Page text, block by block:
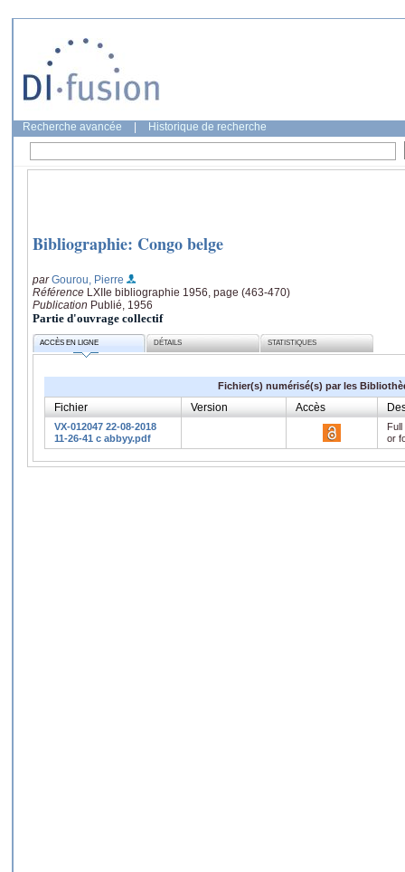
Recherche avancée Historique de recherche
Bibliographie: Congo belge
parGourou, Pierre
Référence LXIIe bibliographie 1956, page (463-470)
Publication Publié, 1956
Partie d'ouvrage collectif
ACCÈS EN LIGNE DÉTAILS STATISTIQUES
Fichier(s) numérisé(s) par les
Fichier Version Accès
VX-012047 22-08-2018
11-26-41 c abbyy.pdf
or